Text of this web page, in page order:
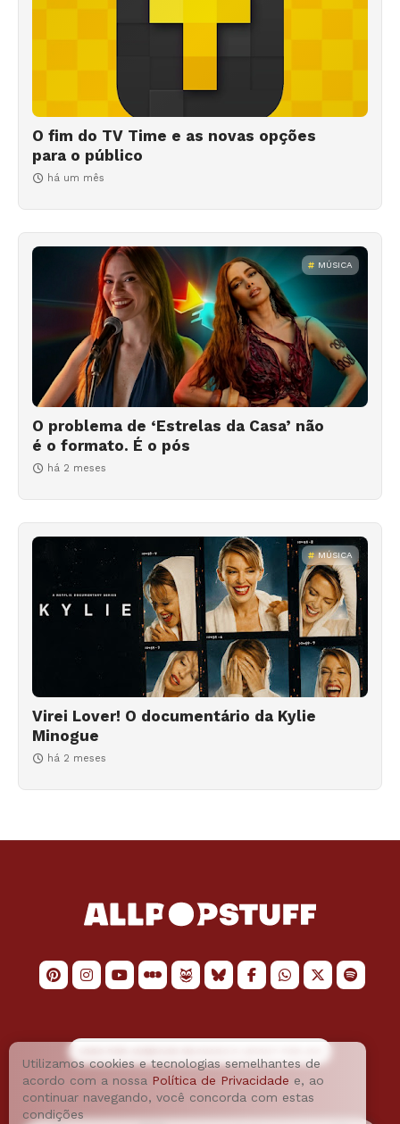
O fim do TV Time e as novas opções
para o público
há um mês
MÚSICA
O problema de ‘Estrelas da Casa’ não
é o formato. É o pós
há 2 meses
MÚSICA
Virei Lover! O documentário da Kylie
Minogue
há 2 meses
Utilizamos cookies e tecnologias semelhantes de
acordo com a nossa Política de Privacidade e, ao
continuar navegando, você concorda com estas
condições